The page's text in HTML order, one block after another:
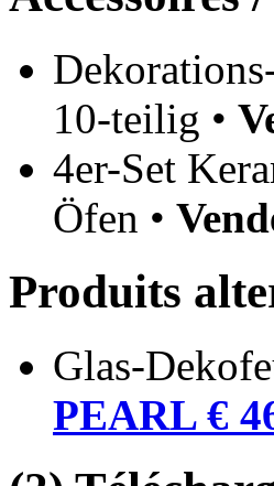
10-teilig •
4er-Set
Öfen •
Produits
Glas-
PEARL €